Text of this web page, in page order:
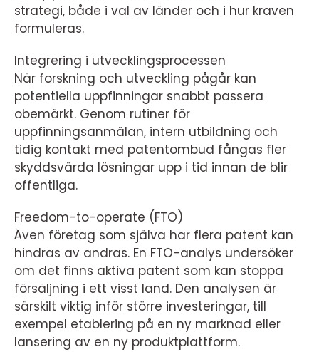
strategi, både i val av länder och i hur kraven
formuleras.
Integrering i utvecklingsprocessen
När forskning och utveckling pågår kan
potentiella uppfinningar snabbt passera
obemärkt. Genom rutiner för
uppfinningsanmälan, intern utbildning och
tidig kontakt med patentombud fångas fler
skyddsvärda lösningar upp i tid innan de blir
offentliga.
Freedom-to-operate (FTO)
Även företag som själva har flera patent kan
hindras av andras. En FTO-analys undersöker
om det finns aktiva patent som kan stoppa
försäljning i ett visst land. Den analysen är
särskilt viktig inför större investeringar, till
exempel etablering på en ny marknad eller
lansering av en ny produktplattform.